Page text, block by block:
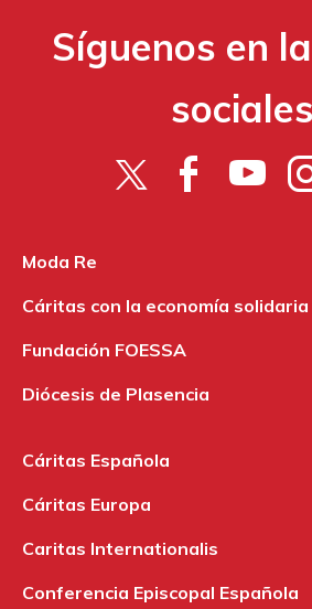
Síguenos en
Moda Re
Cáritas con la economía solidaria
Fundación FOESSA
Diócesis de Plasencia
Cáritas Española
Cáritas Europa
Caritas Internationalis
Conferencia Episcopal Española